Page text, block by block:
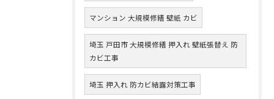
マンション 大規模修繕 壁紙 カビ
埼玉 戸田市 大規模修繕 押入れ 壁紙張替え 防
カビ工事
埼玉 押入れ 防カビ結露対策工事